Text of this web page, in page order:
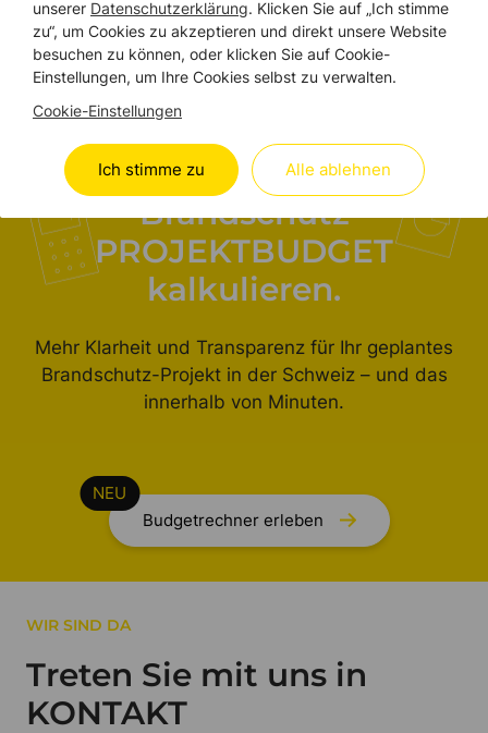
4. Realisierungsphase (SIA 51–53)
BRANDSCHUTZ-BUDGETRECHNER
Spielend leicht Ihr
Brandschutz
PROJEKTBUDGET
kalkulieren.
Mehr Klarheit und Transparenz für Ihr geplantes
Brandschutz-Projekt in der Schweiz – und das
innerhalb von Minuten.
Budgetrechner erleben
WIR SIND DA
Treten Sie mit uns in
KONTAKT
unserer Datenschutzerklärung. Klicken Sie auf „Ich stimme
zu“, um Cookies zu akzeptieren und direkt unsere Website
besuchen zu können, oder klicken Sie auf Cookie-
Einstellungen, um Ihre Cookies selbst zu verwalten.
Cookie-Einstellungen
Ich stimme zu Alle ablehnen